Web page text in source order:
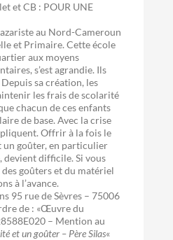
et CB : POUR UNE
au Nord-Cameroun
et Primaire. Cette école
aux moyens
s’est agrandie. Ils
sa création, les
les frais de scolarité
chacun de ces enfants
de base. Avec la crise
Offrir à la fois le
un goûter, en particulier
devient difficile. Si vous
goûters et du matériel
à l’avance.
95 rue de Sèvres – 75006
de : «Œuvre du
– Mention au
et un goûter – Père Silas«